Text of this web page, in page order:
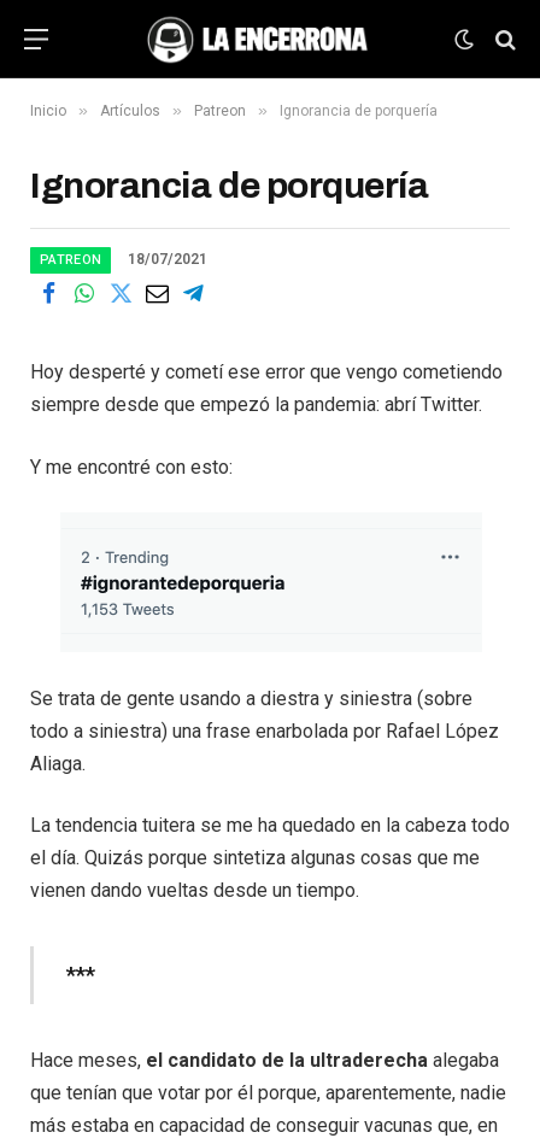
Inicio » Artículos » Patreon » Ignorancia de porquería
Ignorancia de porquería
PATREON 18/07/2021
Hoy desperté y cometí ese error que vengo cometiendo
siempre desde que empezó la pandemia: abrí Twitter.
Y me encontré con esto:
Se trata de gente usando a diestra y siniestra (sobre
todo a siniestra) una frase enarbolada por Rafael López
Aliaga.
La tendencia tuitera se me ha quedado en la cabeza todo
el día. Quizás porque sintetiza algunas cosas que me
vienen dando vueltas desde un tiempo.
***
Hace meses, el candidato de la ultraderecha alegaba
que tenían que votar por él porque, aparentemente, nadie
más estaba en capacidad de conseguir vacunas que, en